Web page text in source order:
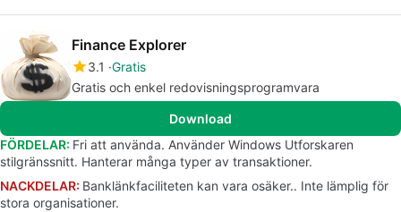
Finance Explorer
3.1 Gratis
Gratis och enkel redovisningsprogramvara
Download
FÖRDELAR: Fri att använda. Använder Windows Utforskaren
stilgränssnitt. Hanterar många typer av transaktioner.
NACKDELAR: Banklänkfaciliteten kan vara osäker.. Inte lämplig för
stora organisationer.